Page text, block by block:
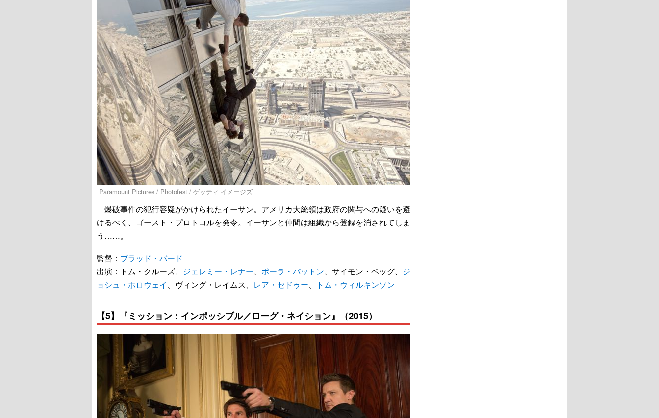
Paramount Pictures / Photofest / ゲッティ イメージズ
爆破事件の犯行容疑がかけられたイーサン。アメリカ大統領は政府の関与への疑いを避
けるべく、ゴースト・プロトコルを発令。イーサンと仲間は組織から登録を消されてしま
う……。
監督： ブラッド・バード
出演：トム・クルーズ、 ジェレミー・レナー、 ポーラ・パットン、サイモン・ペッグ、 ジ
ョシュ・ホロウェイ 、ヴィング・レイムス、 レア・セドゥー、 トム・ウィルキンソン
【5】『ミッション：インポッシブル／ローグ・ネイション』（2015）